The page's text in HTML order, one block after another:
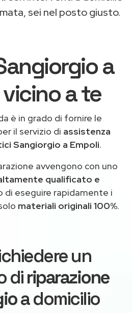
sei nel posto giusto.
a
a te
è in grado di fornire le
il servizio di assistenza
Sangiorgio a Empoli.
avvengono con uno
qualificato e
di eseguire rapidamente i
materiali originali 100%.
un
diriparazione
a domicilio